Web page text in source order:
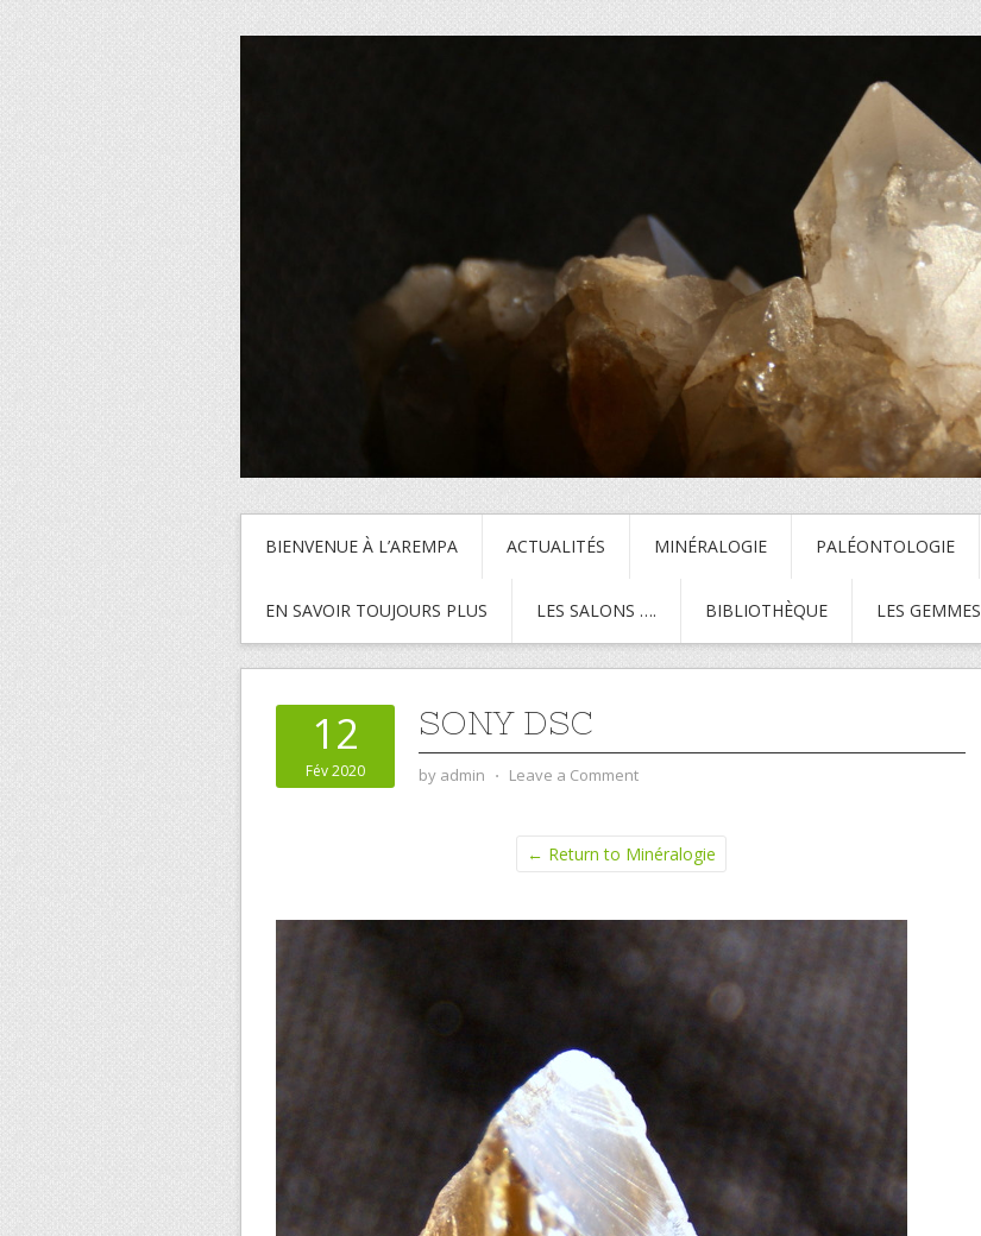
BIENVENUE À L’AREMPA ACTUALITÉS MINÉRALOGIE PALÉONTOLOGIE
EN SAVOIR TOUJOURS PLUS LES SALONS …. BIBLIOTHÈQUE LES GEMMES
12
Fév 2020
SONY DSC
by admin ⋅ Leave a Comment
← Return to Minéralogie